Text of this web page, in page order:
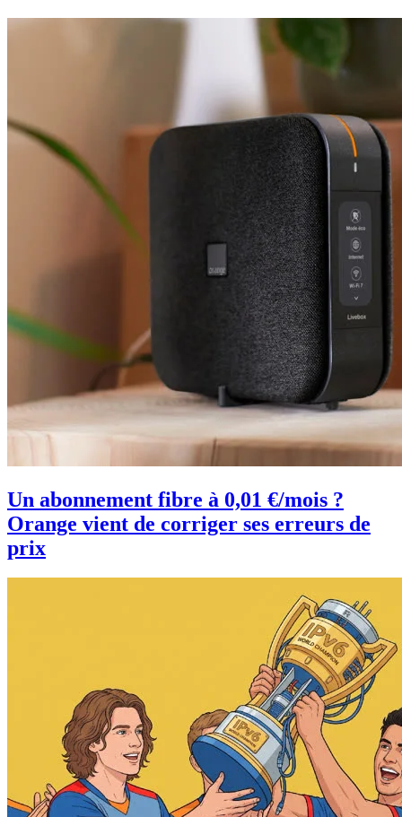
Un abonnement fibre à 0,01 €/mois ?
Orange vient de corriger ses erreurs de
prix